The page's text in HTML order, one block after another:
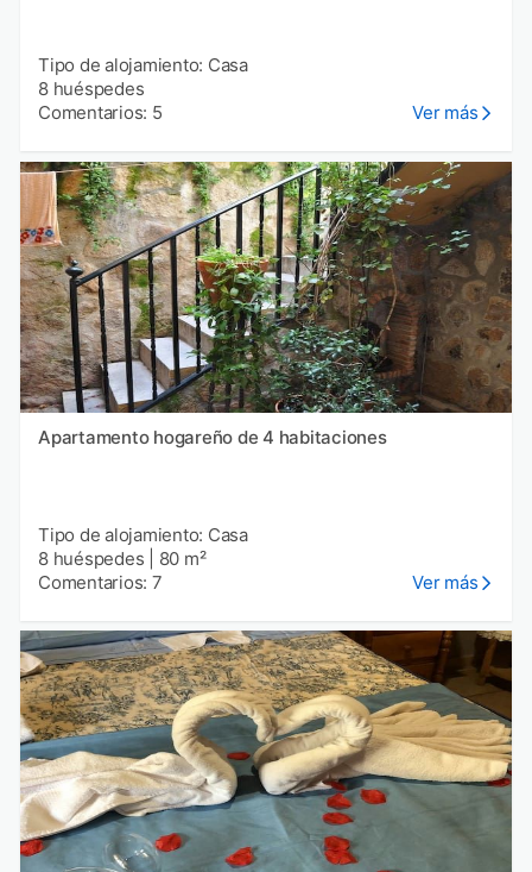
Tipo de alojamiento: Casa
8 huéspedes
Comentarios: 5
Ver más
Apartamento hogareño de 4 habitaciones
Tipo de alojamiento: Casa
8 huéspedes
80 m²
Comentarios: 7
Ver más